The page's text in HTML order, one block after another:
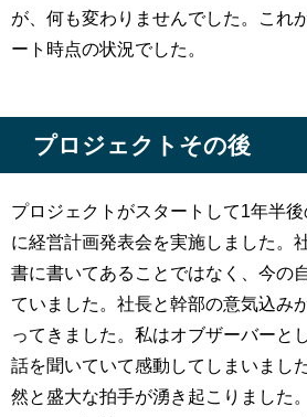
が、何も変わりませんでした。これ
ート時点の状況でした。
プロジェクトその後
プロジェクトがスタートして1年半
に経営計画発表会を実施しました。
書に書いてあることではなく、今の
ていました。社長と幹部の意気込み
ってきました。私はオブザーバーと
話を聞いていて感動してしまいまし
然と盛大な拍手が湧き起こりました